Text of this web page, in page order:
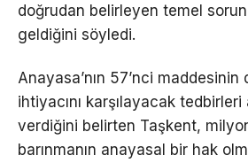
doğrudan belirleyen temel
geldiğini söyledi.
Anayasa’nın 57’nci
ihtiyacını karşılayacak
verdiğini belirten Taşkent,
barınmanın anayasal bir hak